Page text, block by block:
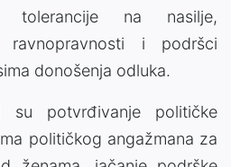
tolerancije na nasilje,
ravnopravnosti i podršci
donošenja odluka.
su potvrđivanje političke
političkog angažmana za